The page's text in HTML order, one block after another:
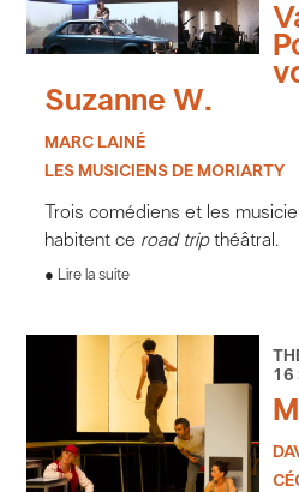
Suzanne W.
MARC LAINÉ
LES MUSICIENS DE MORIARTY
Trois comédiens et les
habitent ce road tripthéâtral.
Lire la suite
16